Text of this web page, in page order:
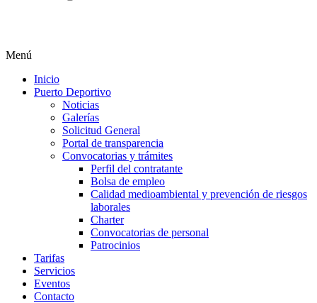
Menú
Inicio
Puerto Deportivo
Noticias
Galerías
Solicitud General
Portal de transparencia
Convocatorias y trámites
Perfil del contratante
Bolsa de empleo
Calidad medioambiental y prevención de riesgos
laborales
Charter
Convocatorias de personal
Patrocinios
Tarifas
Servicios
Eventos
Contacto